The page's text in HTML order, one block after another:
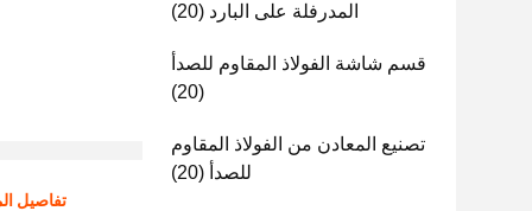
المدرفلة على البارد (20)
قسم شاشة الفولاذ المقاوم للصدأ
(20)
تصنيع المعادن من الفولاذ المقاوم
للصدأ (20)
تفاصيل